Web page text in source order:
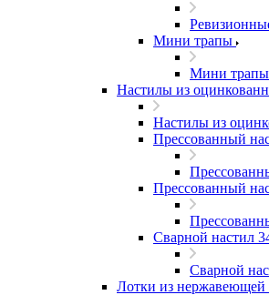
Мини трапы
Мини трапы
Настилы из
Настилы из
Прессованный
Прессованный
Сварной настил
Сварной
Лотки из нержавеющей